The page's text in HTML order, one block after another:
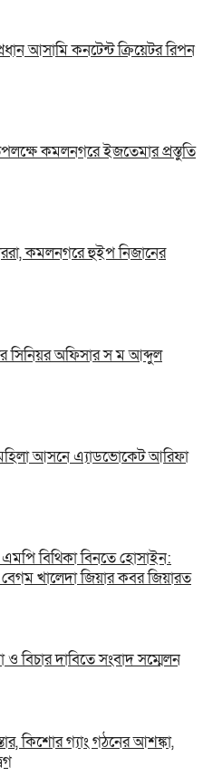
আসামি কনটেন্ট ক্রিয়েটর রিপন
কমলনগরে ইজতেমার প্রস্তুতি
কমলনগরে হুইপ নিজানের
সিনিয়র অফিসার স ম আব্দুল
আসনে এ্যাডভোকেট আরিফা
বিথিকা বিনতে হোসাইন:
খালেদা জিয়ার কবর জিয়ারত
ও বিচার দাবিতে সংবাদ সম্মেলন
কিশোর গ্যাং গঠনের আশঙ্কা,